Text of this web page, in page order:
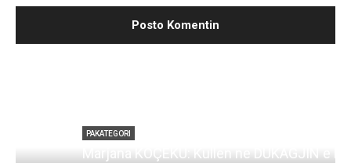
Marjana KOÇEKU: Kullen ne DUKAGJIN e kam pa